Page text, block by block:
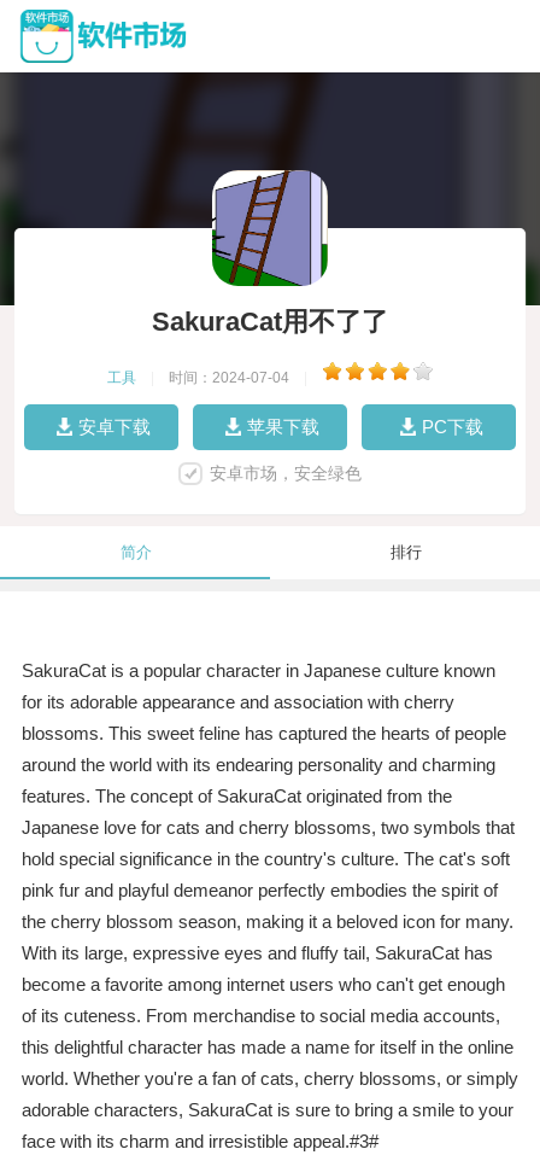
SakuraCat用不了了
工具 时间：2024-07-04
安卓下载 苹果下载 PC下载
安卓市场，安全绿色
简介 排行
SakuraCat is a popular character in Japanese culture known
for its adorable appearance and association with cherry
blossoms. This sweet feline has captured the hearts of people
around the world with its endearing personality and charming
features. The concept of SakuraCat originated from the
Japanese love for cats and cherry blossoms, two symbols that
hold special significance in the country's culture. The cat's soft
pink fur and playful demeanor perfectly embodies the spirit of
the cherry blossom season, making it a beloved icon for many.
With its large, expressive eyes and fluffy tail, SakuraCat has
become a favorite among internet users who can't get enough
of its cuteness. From merchandise to social media accounts,
this delightful character has made a name for itself in the online
world. Whether you're a fan of cats, cherry blossoms, or simply
adorable characters, SakuraCat is sure to bring a smile to your
face with its charm and irresistible appeal.#3#